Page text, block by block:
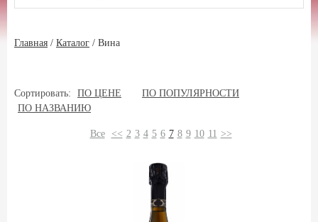
Главная / Каталог / Вина
Сортировать: ПО ЦЕНЕ
ПО ПОПУЛЯРНОСТИ
ПО НАЗВАНИЮ
Все << 2 3 4 5 6 7 8 9 10 11 >>